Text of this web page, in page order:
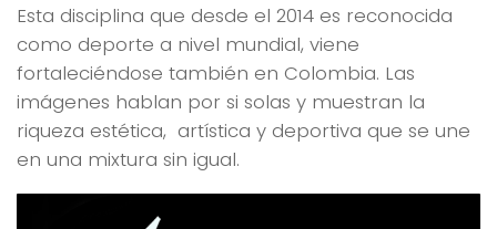
Esta disciplina que desde el 2014 es reconocida
como deporte a nivel mundial, viene
fortaleciéndose también en Colombia. Las
imágenes hablan por si solas y muestran la
riqueza estética, artística y deportiva que se une
en una mixtura sin igual.